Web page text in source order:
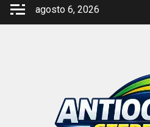
Saltar
agosto 6, 2026